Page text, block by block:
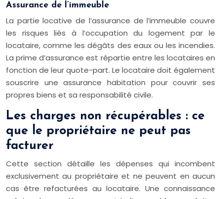
Assurance de l’immeuble
La partie locative de l’assurance de l’immeuble couvre
les risques liés à l’occupation du logement par le
locataire, comme les dégâts des eaux ou les incendies.
La prime d’assurance est répartie entre les locataires en
fonction de leur quote-part. Le locataire doit également
souscrire une assurance habitation pour couvrir ses
propres biens et sa responsabilité civile.
Les charges non récupérables : ce
que le propriétaire ne peut pas
facturer
Cette section détaille les dépenses qui incombent
exclusivement au propriétaire et ne peuvent en aucun
cas être refacturées au locataire. Une connaissance